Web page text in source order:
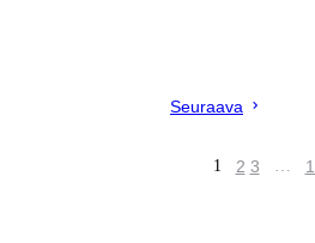
Seuraava
1 2 3 …